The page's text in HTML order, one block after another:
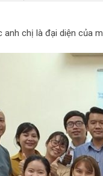
anh chị là đại diện của